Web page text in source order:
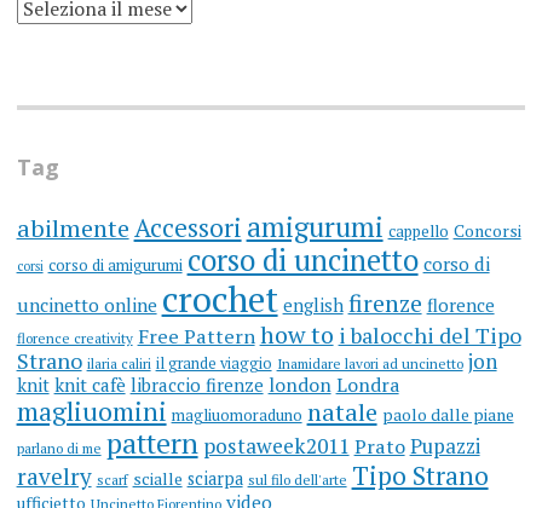
UN
(ARGH)
Tag
abilmenteAccessori amigurumi cappello Concorsi
corsi corso di amigurumi corso di uncinetto corso di
uncinetto online crochet english firenze florence
florence creativity Free Pattern how to i balocchi del Tipo
Strano ilaria caliri il grande viaggio Inamidare lavori ad uncinetto jon
knit knit cafè libraccio firenze london Londra
magliuomini magliuomoraduno natale paolo dalle piane
parlano di me pattern postaweek2011 Prato Pupazzi
ravelry scarf scialle sciarpa sul filo dell'arte Tipo Strano
ufficietto Uncinetto Fiorentino video